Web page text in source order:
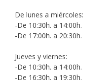
De lunes a miércoles:
-De 10:30h. a 14:00h.
-De 17:00h. a 20:30h.
Jueves y viernes:
-De 10:30h. a 14:00h.
-De 16:30h. a 19:30h.